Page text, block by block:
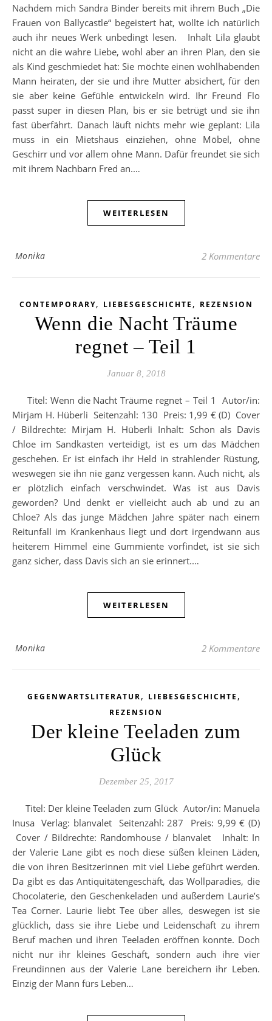
Nachdem mich Sandra Binder bereits mit ihrem Buch „Die
Frauen von Ballycastle“ begeistert hat, wollte ich natürlich
auch ihr neues Werk unbedingt lesen. Inhalt Lila glaubt
nicht an die wahre Liebe, wohl aber an ihren Plan, den sie
als Kind geschmiedet hat: Sie möchte einen wohlhabenden
Mann heiraten, der sie und ihre Mutter absichert, für den
sie aber keine Gefühle entwickeln wird. Ihr Freund Flo
passt super in diesen Plan, bis er sie betrügt und sie ihn
fast überfährt. Danach läuft nichts mehr wie geplant: Lila
muss in ein Mietshaus einziehen, ohne Möbel, ohne
Geschirr und vor allem ohne Mann. Dafür freundet sie sich
mit ihrem Nachbarn Fred an.…
WEITERLESEN
Monika 2 Kommentare
CONTEMPORARY, LIEBESGESCHICHTE , REZENSION
Wenn die Nacht Träume
regnet – Teil 1
Januar 8, 2018
Titel: Wenn die Nacht Träume regnet – Teil 1 Autor/in:
Mirjam H. Hüberli Seitenzahl: 130 Preis: 1,99 € (D) Cover
/ Bildrechte: Mirjam H. Hüberli Inhalt: Schon als Davis
Chloe im Sandkasten verteidigt, ist es um das Mädchen
geschehen. Er ist einfach ihr Held in strahlender Rüstung,
weswegen sie ihn nie ganz vergessen kann. Auch nicht, als
er plötzlich einfach verschwindet. Was ist aus Davis
geworden? Und denkt er vielleicht auch ab und zu an
Chloe? Als das junge Mädchen Jahre später nach einem
Reitunfall im Krankenhaus liegt und dort irgendwann aus
heiterem Himmel eine Gummiente vorfindet, ist sie sich
ganz sicher, dass Davis sich an sie erinnert.…
WEITERLESEN
Monika 2 Kommentare
GEGENWARTSLITERATUR, LIEBESGESCHICHTE ,
REZENSION
Der kleine Teeladen zum
Glück
Dezember 25, 2017
Titel: Der kleine Teeladen zum Glück Autor/in: Manuela
Inusa Verlag: blanvalet Seitenzahl: 287 Preis: 9,99 € (D)
Cover / Bildrechte: Randomhouse / blanvalet Inhalt: In
der Valerie Lane gibt es noch diese süßen kleinen Läden,
die von ihren Besitzerinnen mit viel Liebe geführt werden.
Da gibt es das Antiquitätengeschäft, das Wollparadies, die
Chocolaterie, den Geschenkeladen und außerdem Laurie’s
Tea Corner. Laurie liebt Tee über alles, deswegen ist sie
glücklich, dass sie ihre Liebe und Leidenschaft zu ihrem
Beruf machen und ihren Teeladen eröffnen konnte. Doch
nicht nur ihr kleines Geschäft, sondern auch ihre vier
Freundinnen aus der Valerie Lane bereichern ihr Leben.
Einzig der Mann fürs Leben…